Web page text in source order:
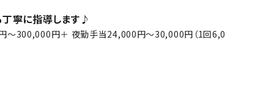
寧に指導します♪
～300,000円＋ 夜勤手当24,000円～30,000円（1回6,0